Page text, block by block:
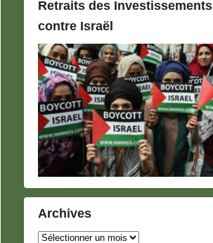
Retraits des Investissements
contre Israël
Archives
Archives